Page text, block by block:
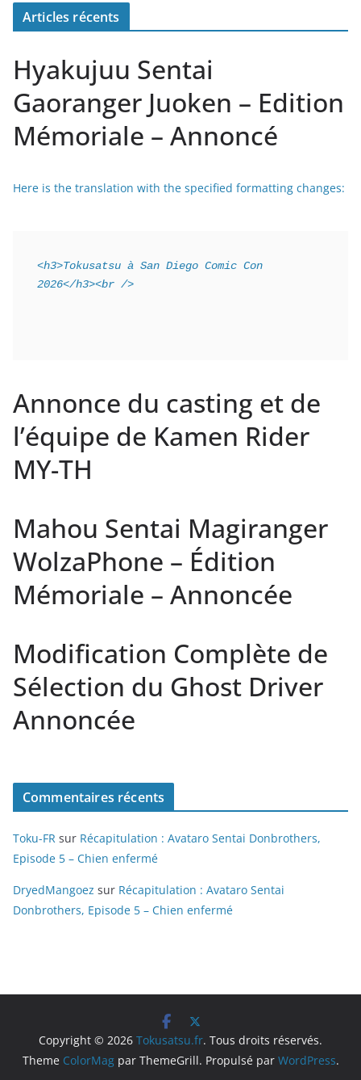
Articles récents
Hyakujuu Sentai
Gaoranger Juoken – Edition
Mémoriale – Annoncé
Here is the translation with the specified formatting changes:
<h3>Tokusatsu à San Diego Comic Con
2026</h3><br />
Annonce du casting et de
l’équipe de Kamen Rider
MY-TH
Mahou Sentai Magiranger
WolzaPhone – Édition
Mémoriale – Annoncée
Modification Complète de
Sélection du Ghost Driver
Annoncée
Commentaires récents
Toku-FR sur Récapitulation : Avataro Sentai Donbrothers,
Episode 5 – Chien enfermé
DryedMangoez sur Récapitulation : Avataro Sentai
Donbrothers, Episode 5 – Chien enfermé
Copyright © 2026 Tokusatsu.fr. Tous droits réservés.
Theme ColorMagpar ThemeGrill. Propulsé par WordPress.